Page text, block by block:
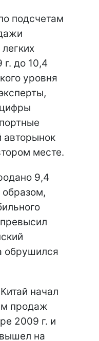
подсчетам
г. до 10,4
уровня
авторынок
месте.
9,4
обрушился
начал
продаж
2009 г. и
на